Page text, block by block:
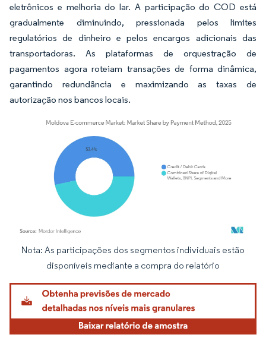
eletrônicos e melhoria do lar. A participação do COD está
gradualmente diminuindo, pressionada pelos limites
regulatórios de dinheiro e pelos encargos adicionais das
transportadoras. As plataformas de orquestração de
pagamentos agora roteiam transações de forma dinâmica,
garantindo redundância e maximizando as taxas de
autorização nos bancos locais.
Imagem © Mordor Intelligence. O reuso requer atribuição conforme CC BY 4.0.
Nota: As participações dos segmentos individuais estão
disponíveis mediante a compra do relatório